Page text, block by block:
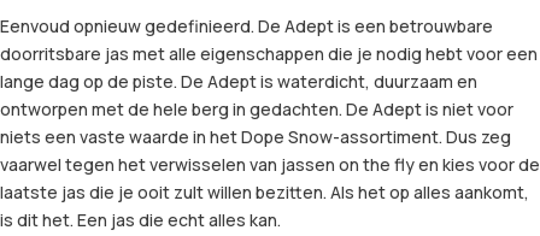
Eenvoud opnieuw gedefinieerd. De Adept is een betrouwbare
doorritsbare jas met alle eigenschappen die je nodig hebt voor een
lange dag op de piste. De Adept is waterdicht, duurzaam en
ontworpen met de hele berg in gedachten. De Adept is niet voor
niets een vaste waarde in het Dope Snow-assortiment. Dus zeg
vaarwel tegen het verwisselen van jassen on the fly en kies voor de
laatste jas die je ooit zult willen bezitten. Als het op alles aankomt,
is dit het. Een jas die echt alles kan.